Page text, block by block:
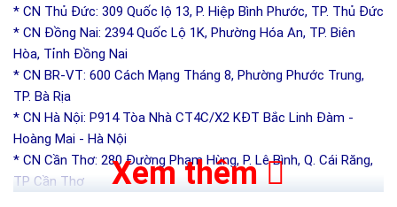
* CN Thủ Đức: 309 Quốc lộ 13, P. Hiệp Bình Phước, TP. Thủ Đức
* CN Đồng Nai: 2394 Quốc Lộ 1K, Phường Hóa An, TP. Biên
Hòa, Tỉnh Đồng Nai
* CN BR-VT: 600 Cách Mạng Tháng 8, Phường Phước Trung,
TP. Bà Rịa
* CN Hà Nội: P914 Tòa Nhà CT4C/X2 KĐT Bắc Linh Đàm -
Hoàng Mai - Hà Nội
* CN Cần Thơ: 280 Đường Phạm Hùng, P. Lê Bình, Q. Cái Răng,
TP Cần Thơ
Xem thêm